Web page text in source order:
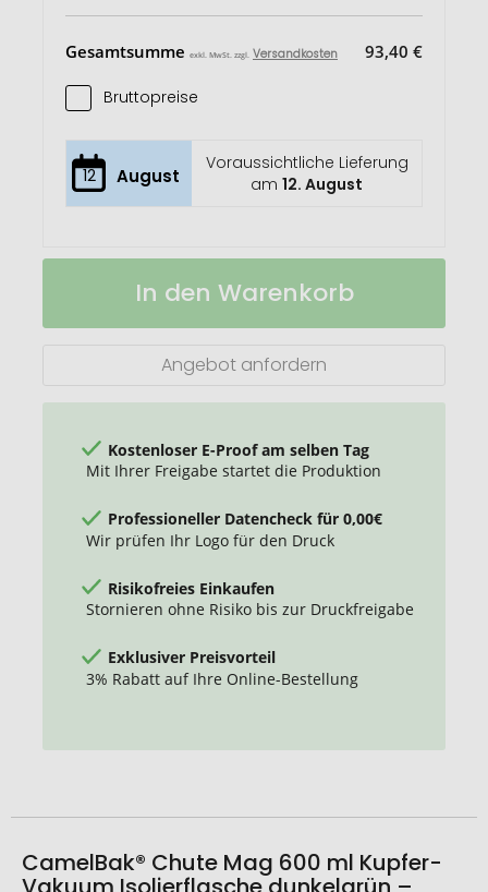
Gesamtsumme exkl. MwSt. zzgl. Versandkosten 93,40 €
Bruttopreise
12 August
Voraussichtliche Lieferung
am12. August
CamelBak®
600
Auf
In den Warenkorb
Angebot anfordern
Kostenloser E-Proof am selben Tag
Mit Ihrer Freigabe startet die Produktion
Professioneller Datencheck für 0,00€
Wir prüfen Ihr Logo für den Druck
Risikofreies Einkaufen
Stornieren ohne Risiko bis zur Druckfreigabe
Exklusiver Preisvorteil
3% Rabatt auf Ihre Online-Bestellung
CamelBak® Chute Mag 600 ml Kupfer-